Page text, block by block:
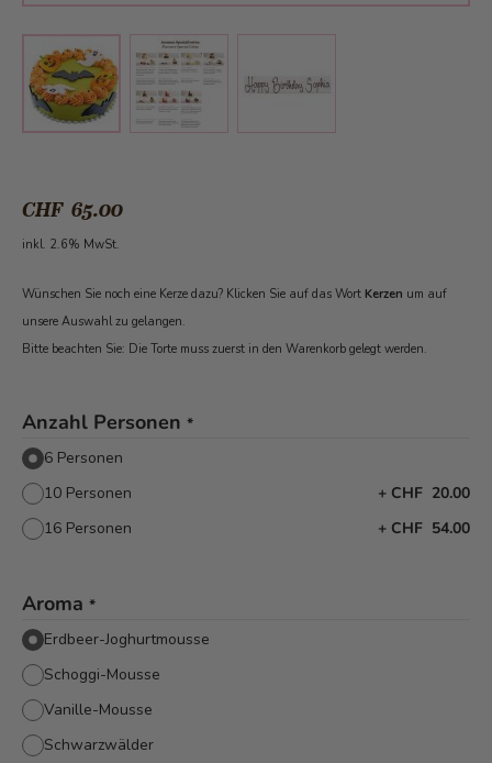
View larger imageView larger image
CHF 65.00
inkl. 2.6% MwSt.
Wünschen Sie noch eine Kerze dazu? Klicken Sie auf das Wort Kerzen um auf
unsere Auswahl zu gelangen.
Bitte beachten Sie: Die Torte muss zuerst in den Warenkorb gelegt werden.
Anzahl Personen *
6 Personen
10 Personen
+ CHF 20.00
16 Personen
+ CHF 54.00
Aroma *
Erdbeer-Joghurtmousse
Schoggi-Mousse
Vanille-Mousse
Schwarzwälder